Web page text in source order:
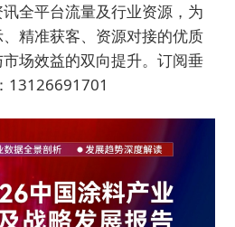
全平台流量及行业资源，为
精准获客、资源对接的优质
场效益的双向提升。订阅垂
13126691701